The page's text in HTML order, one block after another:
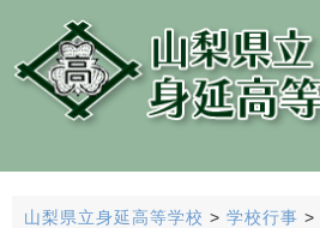
山梨県立身延高等学校 > 学校行事 >